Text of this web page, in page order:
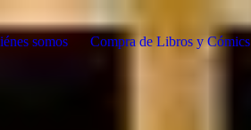
somos Compra de Libros y Cómics